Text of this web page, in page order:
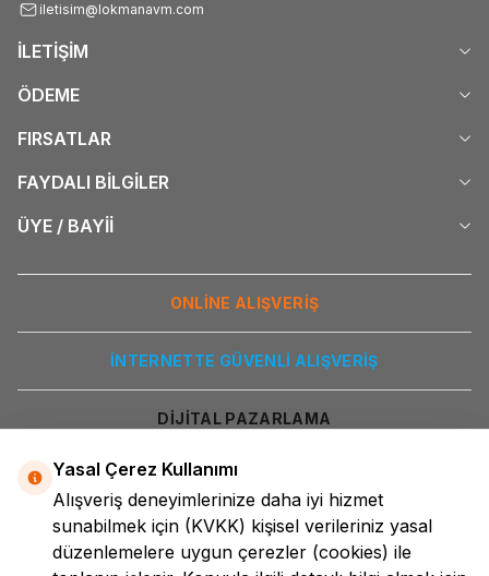
iletisim@lokmanavm.com
İLETİŞİM
ÖDEME
FIRSATLAR
FAYDALI BİLGİLER
ÜYE / BAYİİ
ONLİNE ALIŞVERİŞ
İNTERNETTE GÜVENLİ ALIŞVERİŞ
DİJİTAL PAZARLAMA
Yasal Çerez Kullanımı
Alışveriş deneyimlerinize daha iyi hizmet
sunabilmek için (KVKK) kişisel verileriniz yasal
düzenlemelere uygun çerezler (cookies) ile